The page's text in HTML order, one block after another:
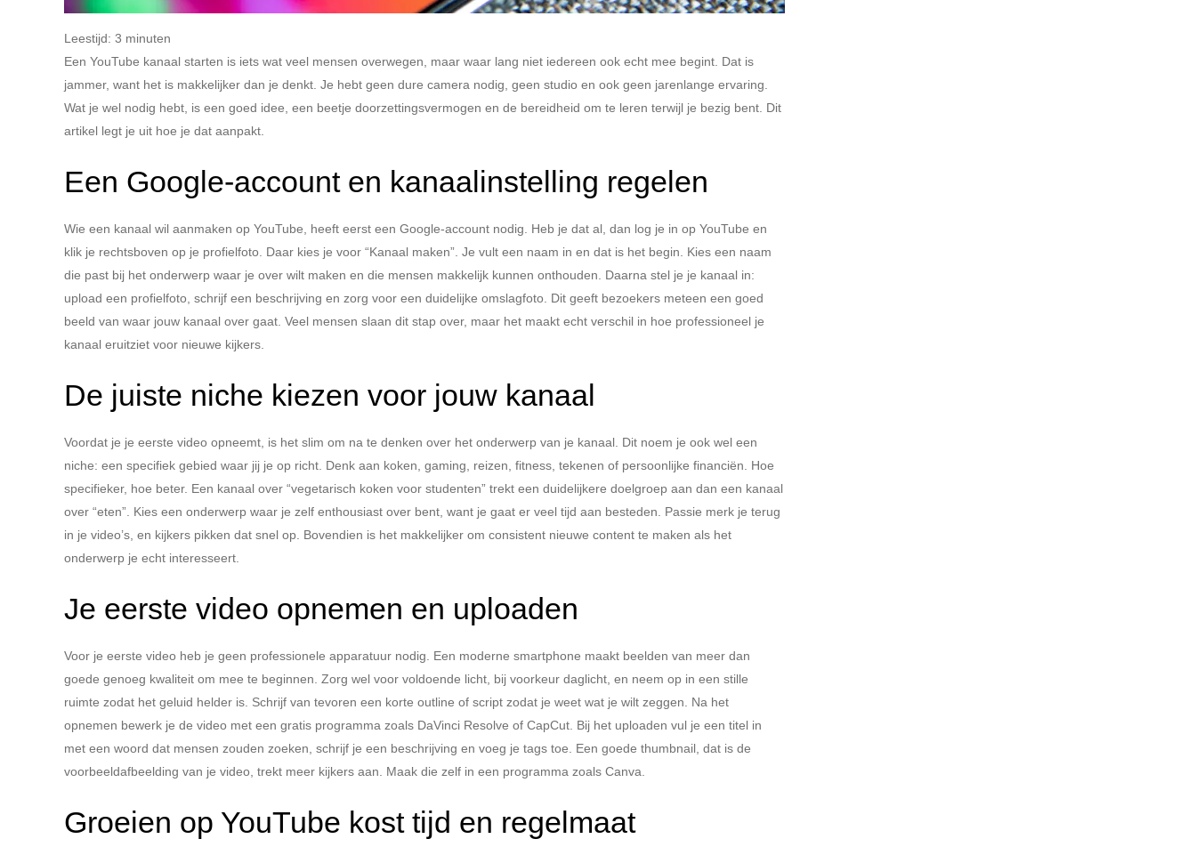
Leestijd: 3 minuten
Een YouTube kanaal starten is iets wat veel mensen overwegen, maar waar lang niet iedereen ook echt mee begint. Dat is
jammer, want het is makkelijker dan je denkt. Je hebt geen dure camera nodig, geen studio en ook geen jarenlange ervaring.
Wat je wel nodig hebt, is een goed idee, een beetje doorzettingsvermogen en de bereidheid om te leren terwijl je bezig bent. Dit
artikel legt je uit hoe je dat aanpakt.
Een Google-account en kanaalinstelling regelen
Wie een kanaal wil aanmaken op YouTube, heeft eerst een Google-account nodig. Heb je dat al, dan log je in op YouTube en
klik je rechtsboven op je profielfoto. Daar kies je voor “Kanaal maken”. Je vult een naam in en dat is het begin. Kies een naam
die past bij het onderwerp waar je over wilt maken en die mensen makkelijk kunnen onthouden. Daarna stel je je kanaal in:
upload een profielfoto, schrijf een beschrijving en zorg voor een duidelijke omslagfoto. Dit geeft bezoekers meteen een goed
beeld van waar jouw kanaal over gaat. Veel mensen slaan dit stap over, maar het maakt echt verschil in hoe professioneel je
kanaal eruitziet voor nieuwe kijkers.
De juiste niche kiezen voor jouw kanaal
Voordat je je eerste video opneemt, is het slim om na te denken over het onderwerp van je kanaal. Dit noem je ook wel een
niche: een specifiek gebied waar jij je op richt. Denk aan koken, gaming, reizen, fitness, tekenen of persoonlijke financiën. Hoe
specifieker, hoe beter. Een kanaal over “vegetarisch koken voor studenten” trekt een duidelijkere doelgroep aan dan een kanaal
over “eten”. Kies een onderwerp waar je zelf enthousiast over bent, want je gaat er veel tijd aan besteden. Passie merk je terug
in je video’s, en kijkers pikken dat snel op. Bovendien is het makkelijker om consistent nieuwe content te maken als het
onderwerp je echt interesseert.
Je eerste video opnemen en uploaden
Voor je eerste video heb je geen professionele apparatuur nodig. Een moderne smartphone maakt beelden van meer dan
goede genoeg kwaliteit om mee te beginnen. Zorg wel voor voldoende licht, bij voorkeur daglicht, en neem op in een stille
ruimte zodat het geluid helder is. Schrijf van tevoren een korte outline of script zodat je weet wat je wilt zeggen. Na het
opnemen bewerk je de video met een gratis programma zoals DaVinci Resolve of CapCut. Bij het uploaden vul je een titel in
met een woord dat mensen zouden zoeken, schrijf je een beschrijving en voeg je tags toe. Een goede thumbnail, dat is de
voorbeeldafbeelding van je video, trekt meer kijkers aan. Maak die zelf in een programma zoals Canva.
Groeien op YouTube kost tijd en regelmaat